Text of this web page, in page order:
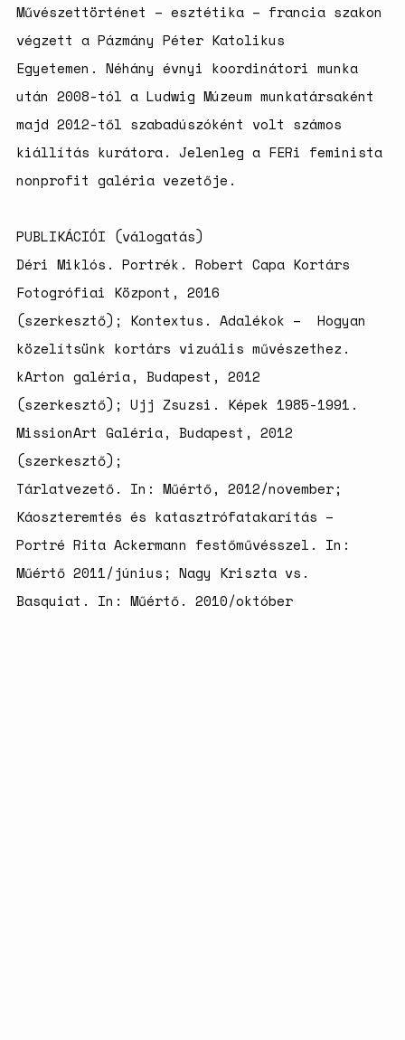
Művészettörténet – esztétika – francia szakon
végzett a Pázmány Péter Katolikus
Egyetemen. Néhány évnyi koordinátori munka
után 2008-tól a Ludwig Múzeum munkatársaként
majd 2012-től szabadúszóként volt számos
kiállítás kurátora. Jelenleg a FERi feminista
nonprofit galéria vezetője.
PUBLIKÁCIÓI (válogatás)
Déri Miklós. Portrék. Robert Capa Kortárs
Fotogrófiai Központ, 2016
(szerkesztő); Kontextus. Adalékok – Hogyan
közelítsünk kortárs vizuális művészethez.
kArton galéria, Budapest, 2012
(szerkesztő); Ujj Zsuzsi. Képek 1985-1991.
MissionArt Galéria, Budapest, 2012
(szerkesztő);
Tárlatvezető. In: Műértő, 2012/november;
Káoszteremtés és katasztrófatakarítás –
Portré Rita Ackermann festőművésszel. In:
Műértő 2011/június; Nagy Kriszta vs.
Basquiat. In: Műértő. 2010/október